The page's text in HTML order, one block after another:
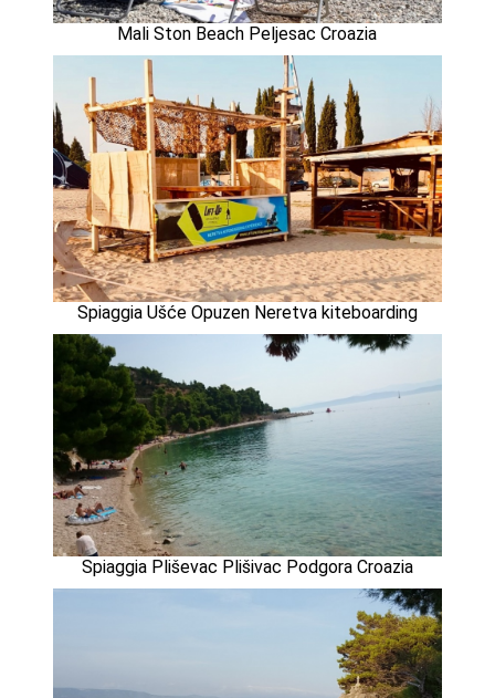
Mali Ston Beach Peljesac Croazia
Spiaggia Ušće Opuzen Neretva kiteboarding
Spiaggia Pliševac Plišivac Podgora Croazia